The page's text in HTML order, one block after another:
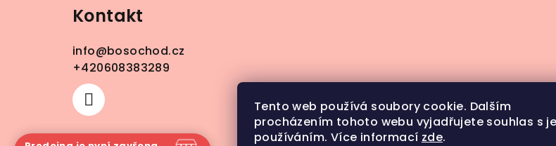
Tento web používá soubory cookie. Dalším
procházením tohoto webu vyjadřujete souhlas s
používáním. Více informací zde.
Kontakt
info@bosochod.cz
+420608383289